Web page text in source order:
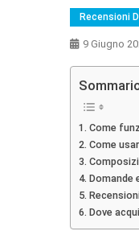
Recensioni
9 Giugno
Come
Come
Domande
Dove